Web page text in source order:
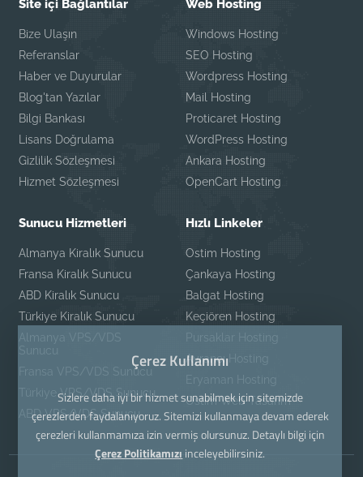
Site içi Bağlantılar
Bize Ulaşın
Referanslar
Haber ve Duyurular
Blog'tan Yazılar
Bilgi Bankası
Lisans Doğrulama
Gizlilik Sözleşmesi
Hizmet Sözleşmesi
Web Hosting
Windows Hosting
SEO Hosting
Wordpress Hosting
Mail Hosting
Proticaret Hosting
WordPress Hosting
Ankara Hosting
OpenCart Hosting
Sunucu Hizmetleri
Almanya Kiralık Sunucu
Fransa Kiralık Sunucu
ABD Kiralık Sunucu
Türkiye Kiralık Sunucu
Almanya VPS/VDS
Sunucu
Fransa VPS/VDS Sunucu
Türkiye VPS/VDS Sunucu
ABD VPS/VDS Sunucu
Hızlı Linkeler
Ostim Hosting
Çankaya Hosting
Balgat Hosting
Keçiören Hosting
Pursaklar Hosting
Ayrancı Hosting
Eryaman Hosting
Ostim Web Tasarım
Çerez Kullanımı
Sizlere daha iyi bir hizmet sunabilmek için sitemizde
çerezlerden faydalanıyoruz. Sitemizi kullanmaya devam ederek
çerezleri kullanmamıza izin vermiş olursunuz. Detaylı bilgi için
Çerez Politikamızı inceleyebilirsiniz.